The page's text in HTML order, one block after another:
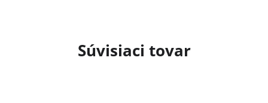
Súvisiaci tovar